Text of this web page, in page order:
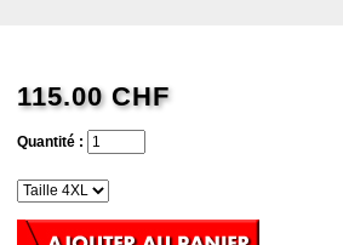
115.00 CHF
Quantité :